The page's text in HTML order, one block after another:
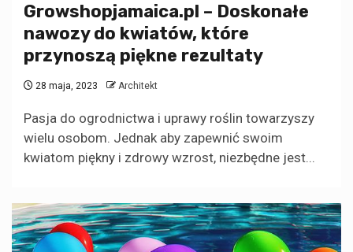
Growshopjamaica.pl – Doskonałe
nawozy do kwiatów, które
przynoszą piękne rezultaty
28 maja, 2023 Architekt
Pasja do ogrodnictwa i uprawy roślin towarzyszy
wielu osobom. Jednak aby zapewnić swoim
kwiatom piękny i zdrowy wzrost, niezbędne jest...